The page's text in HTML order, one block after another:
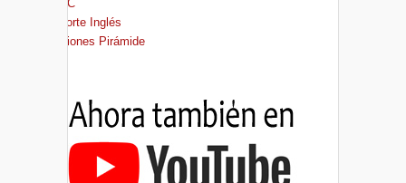
FNAC
El Corte Inglés
Ediciones Pirámide